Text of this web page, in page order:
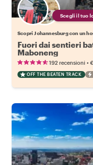
Scegli il tuo
Scopri Johannesburg con un
Fuori dai sentieri
Maboneng
192 recensioni •
OFF THE BEATEN TRACK